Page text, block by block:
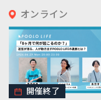
オンライン
開催終了